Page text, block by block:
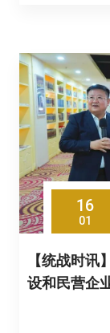
16
01
【统战时
设和民营企